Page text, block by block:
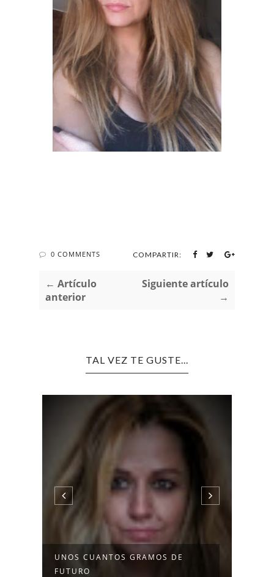
0 COMMENTS COMPARTIR:
← Artículo
anterior
Siguiente artículo
→
TAL VEZ TE GUSTE...
UNOS CUANTOS GRAMOS DE
FUTURO